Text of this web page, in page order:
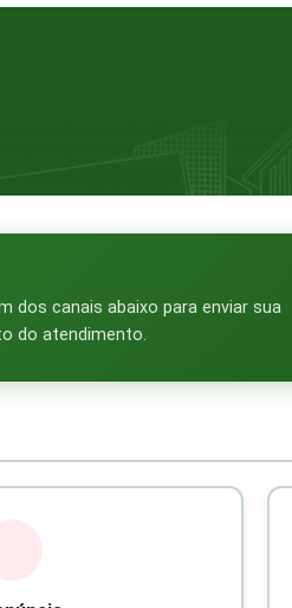
dos canais abaixo para enviar sua
do atendimento.